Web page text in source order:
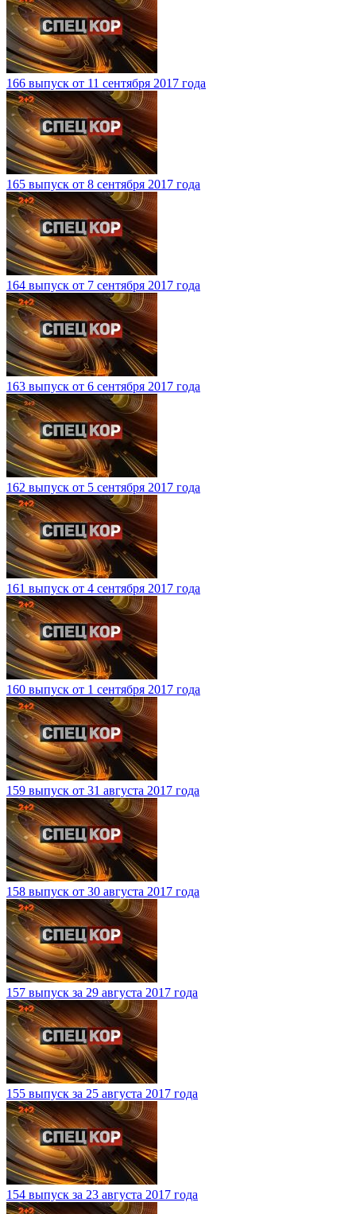
166 выпуск от 11 сентября 2017 года
165 выпуск от 8 сентября 2017 года
164 выпуск от 7 сентября 2017 года
163 выпуск от 6 сентября 2017 года
162 выпуск от 5 сентября 2017 года
161 выпуск от 4 сентября 2017 года
160 выпуск от 1 сентября 2017 года
159 выпуск от 31 августа 2017 года
158 выпуск от 30 августа 2017 года
157 выпуск за 29 августа 2017 года
155 выпуск за 25 августа 2017 года
154 выпуск за 23 августа 2017 года